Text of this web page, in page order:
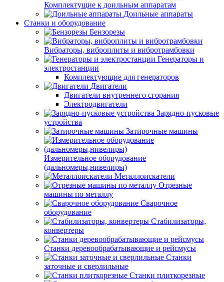
Комплектущие к доильным аппаратам
Доильные аппараты
Станки и оборудование
Бензорезы
Вибраторы, виброплиты и вибротрамбовки
Генераторы и
электростанции
Комплектующие для генераторов
Двигатели
Двигатели внутреннего сгорания
Электродвигатели
Зарядно-пусковые
устройства
Затирочные машины
Измерительное оборудование
(дальномеры,нивелиры)
Металлоискатели
Отрезные
машины по металлу
Сварочное
оборудование
Стабилизаторы,
конвертеры
Станки деревообрабатывающие и рейсмусы
Станки
заточные и сверлильные
Станки плиткорезные